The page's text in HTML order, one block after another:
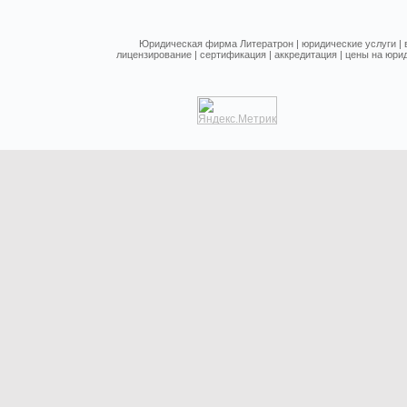
Юридическая фирма Литератрон | юридические услуги |
лицензирование | сертификация | аккредитация | цены на